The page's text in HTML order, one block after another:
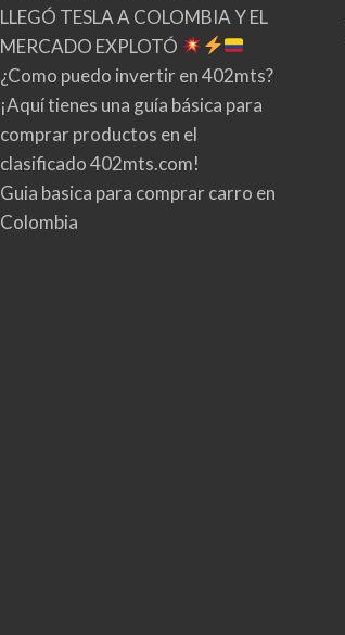
LLEGÓ TESLA A COLOMBIA Y EL
MERCADO EXPLOTÓ
¿Como puedo invertir en 402mts?
¡Aquí tienes una guía básica para
comprar productos en el
clasificado 402mts.com!
Guia basica para comprar carro en
Colombia